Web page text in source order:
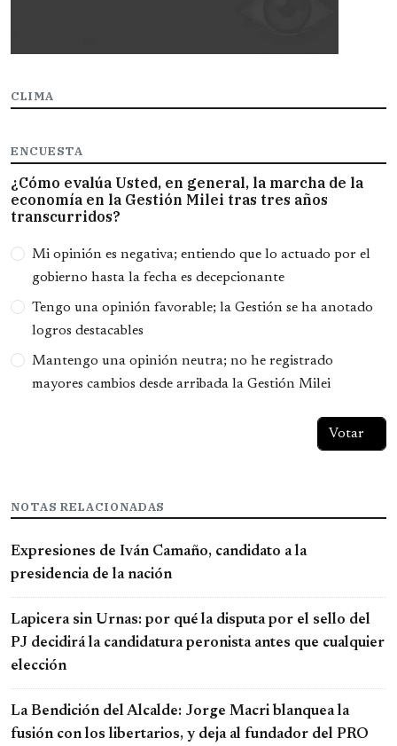
CLIMA
ENCUESTA
¿Cómo evalúa Usted, en general, la marcha de la
economía en la Gestión Milei tras tres años
transcurridos?
Opciones
Mi opinión es negativa; entiendo que lo actuado por el
gobierno hasta la fecha es decepcionante
Tengo una opinión favorable; la Gestión se ha anotado
logros destacables
Mantengo una opinión neutra; no he registrado
mayores cambios desde arribada la Gestión Milei
NOTAS RELACIONADAS
Expresiones de Iván Camaño, candidato a la
presidencia de la nación
Lapicera sin Urnas: por qué la disputa por el sello del
PJ decidirá la candidatura peronista antes que cualquier
elección
La Bendición del Alcalde: Jorge Macri blanquea la
fusión con los libertarios, y deja al fundador del PRO